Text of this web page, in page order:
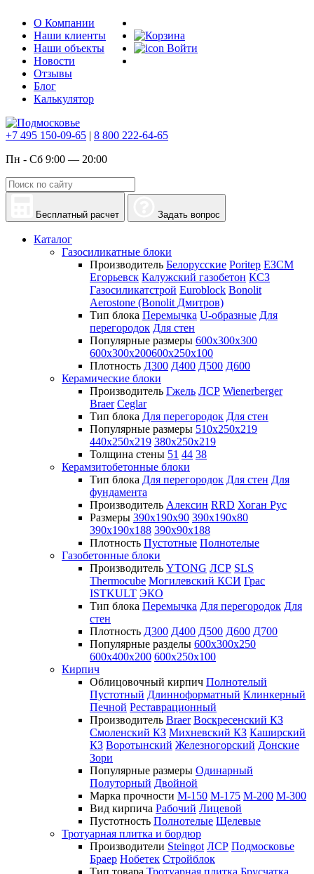
О Компании
Наши клиенты
Наши объекты
Новости
Отзывы
Блог
Калькулятор
Войти
+7 495 150-09-65 | 8 800 222-64-65
Пн - Сб 9:00 — 20:00
Бесплатный расчет Задать вопрос
Каталог
Газосиликатные блоки
Производитель Белорусские Poritep ЕЗСМ
Егорьевск Калужский газобетон КСЗ
Газосиликатстрой Euroblock Bonolit
Aerostone (Bonolit Дмитров)
Тип блока Перемычка U-образные Для
перегородок Для стен
Популярные размеры 600х300х300
600х300х200600х250х100
Плотность Д300 Д400 Д500 Д600
Керамические блоки
Производитель Гжель ЛСР Wienerberger
Braer Ceglar
Тип блока Для перегородок Для стен
Популярные размеры 510х250х219
440х250х219 380х250х219
Толщина стены 51 44 38
Керамзитобетонные блоки
Тип блока Для перегородок Для стен Для
фундамента
Производитель Алексин RRD Хоган Рус
Размеры 390х190х90 390х190х80
390х190х188 390х90х188
Плотность Пустотные Полнотелые
Газобетонные блоки
Производитель YTONG ЛСР SLS
Thermocube Могилевский КСИ Грас
ISTKULT ЭКО
Тип блока Перемычка Для перегородок Для
стен
Плотность Д300 Д400 Д500 Д600 Д700
Популярные разделы 600х300х250
600х400х200 600х250х100
Кирпич
Облицовочный кирпич Полнотелый
Пустотный Длинноформатный Клинкерный
Печной Реставрационный
Производитель Braer Воскресенский КЗ
Смоленский КЗ Михневский КЗ Каширский
КЗ Воротынский Железногорский Донские
Зори
Популярные размеры Одинарный
Полуторный Двойной
Марка прочности М-150 М-175 М-200 М-300
Вид кирпича Рабочий Лицевой
Пустотность Полнотелые Щелевые
Тротуарная плитка и бордюр
Производители Steingot ЛСР Подмосковье
Браер Нобетек Стройблок
Тип товара Тротуарная плитка Брусчатка